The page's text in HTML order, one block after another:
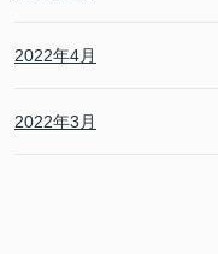
2022年4月
2022年3月